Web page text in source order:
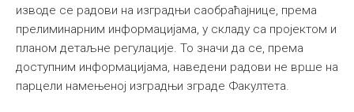
изводе се радови на изградњи саобраћајнице, према
прелиминарним информацијама, у складу са пројектом и
планом детаљне регулације. То значи да се, према
доступним информацијама, наведени радови не врше на
парцели намењеној изградњи зграде Факултета.